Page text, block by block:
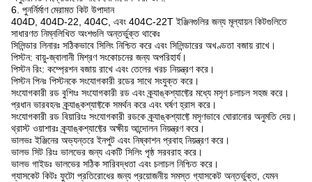
6. পুনর্নির্মাণ মেরামত কিট উপাদান
404D, 404D-22, 404C, এবং 404C-22T ইঞ্জিনগুলির জন্য মূল্যায়ন কিটগুলিতে
সাধারণত নিম্নলিখিত অংশগুলি অন্তর্ভুক্ত থাকেঃ
সিলিন্ডার লিনারঃ সঠিকভাবে সিলিং নিশ্চিত করে এবং সিলিন্ডারের অখণ্ডতা বজায় রাখে।
পিস্টন: বায়ু-জ্বালানী মিশ্রণ সংকোচনের জন্য অপরিহার্য।
পিস্টন রিং: কম্প্রেশন বজায় রাখে এবং তেলের খরচ নিয়ন্ত্রণ করে।
পিস্টন পিনঃ পিস্টনকে সংযোগকারী রডের সাথে সংযুক্ত করে।
সংযোগকারী রড বুশিংঃ সংযোগকারী রড এবং ক্র্যাঙ্কশ্যাফ্টের মধ্যে মসৃণ চলাচল সহজ করে।
প্রধান ভারবহনঃ ক্র্যাঙ্কশ্যাফ্টকে সমর্থন করে এবং ঘর্ষণ হ্রাস করে।
সংযোগকারী রড বিয়ারিংঃ সংযোগকারী রডকে ক্র্যাঙ্কশ্যাফ্টে মসৃণভাবে ঘোরানোর অনুমতি দেয়।
থ্রাস্ট ওয়াশারঃ ক্র্যাঙ্কশ্যাফ্টের অক্ষীয় আন্দোলন নিয়ন্ত্রণ করে।
ভালভঃ ইঞ্জিনের অভ্যন্তরে ইনপুট এবং নিষ্কাশন প্রবাহ নিয়ন্ত্রণ করে।
ভালভ সিট রিংঃ ভালভের জন্য একটি সিলিং পৃষ্ঠ সরবরাহ করে।
ভালভ গাইডঃ ভালভের সঠিক সারিবদ্ধতা এবং চলাচল নিশ্চিত করে।
গ্যাসকেট কিটঃ ফুটো প্রতিরোধের জন্য প্রয়োজনীয় সমস্ত গ্যাসকেট অন্তর্ভুক্ত, যেমন